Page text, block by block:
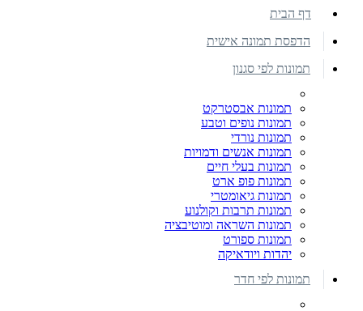
דף הבית
הדפסת תמונה אישית
תמונות לפי סגנון
תמונות אבסטרקט
תמונות נופים וטבע
תמונות נורדי
תמונות אנשים ודמויות
תמונות בעלי חיים
תמונות פופ ארט
תמונות גיאומטרי
תמונות תרבות וקולנוע
תמונות השראה ומוטיבציה
תמונות ספורט
יהדות ויודאיקה
תמונות לפי חדר